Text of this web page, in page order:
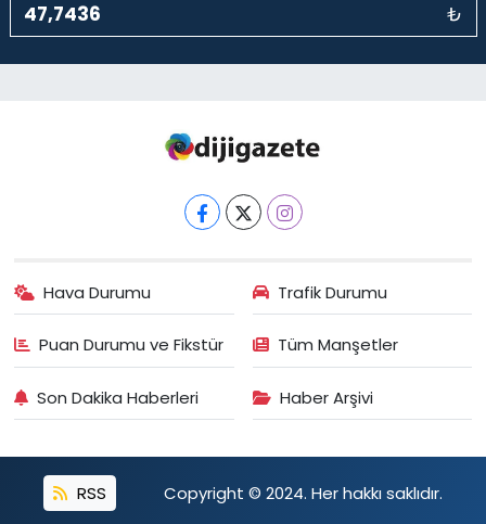
₺
Hava Durumu Trafik Durumu
Puan Durumu ve Fikstür Tüm Manşetler
Son Dakika Haberleri Haber Arşivi
RSS Copyright © 2024. Her hakkı saklıdır.